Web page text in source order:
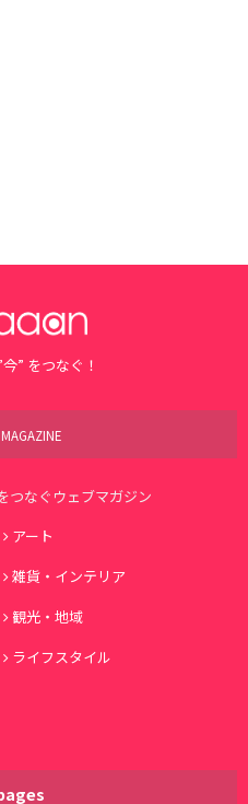
” をつなぐ！
MAGAZINE
つなぐウェブマガジン
アート
雑貨・インテリア
観光・地域
ライフスタイル